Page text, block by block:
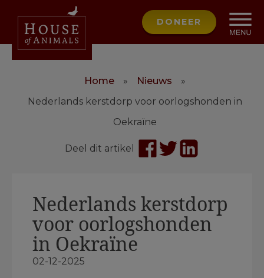
DONEER
Home » Nieuws
»
Nederlands kerstdorp voor oorlogshonden in
Oekraïne
Deel dit artikel
Nederlands kerstdorp
voor oorlogshonden
in Oekraïne
02-12-2025